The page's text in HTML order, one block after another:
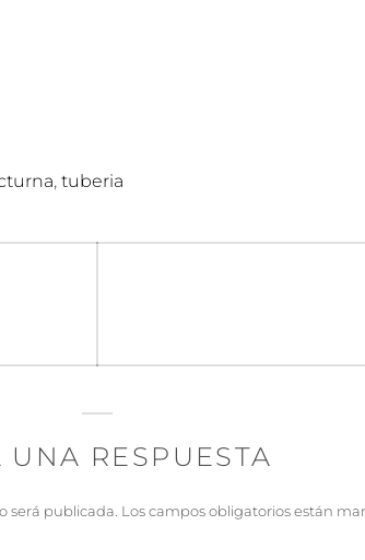
, tuberia
UNA RESPUESTA
será publicada. Los campos obligatorios están